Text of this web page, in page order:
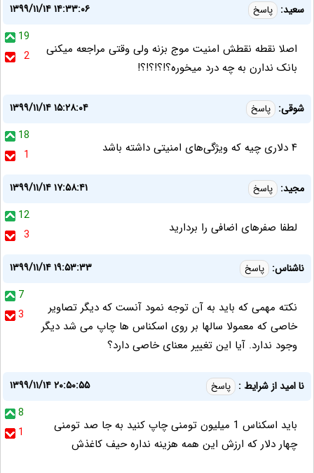
سعید: پاسخ
۱۳۹۹/۱۱/۱۴ ۱۴:۳۳:۰۶
19
2
اصلا نقطه نقطش امنیت موج بزنه ولی وقتی مراجعه میکنی
بانک ندارن به چه درد میخوره؟!؟!؟!؟!
شوقی: پاسخ
۱۳۹۹/۱۱/۱۴ ۱۵:۲۸:۰۴
18
1
۴ دلاری چیه که ویژگی‌های امنیتی داشته باشد
مجید: پاسخ
۱۳۹۹/۱۱/۱۴ ۱۷:۵۸:۴۱
12
3
لطفا صفرهای اضافی را بردارید
ناشناس: پاسخ
۱۳۹۹/۱۱/۱۴ ۱۹:۵۳:۳۳
7
3
نکته مهمی که باید به آن توجه نمود آنست که دیگر تصاویر
خاصی که معمولا سالها بر روی اسکناس ها چاپ می شد دیگر
وجود ندارد. آیا این تغییر معنای خاصی دارد؟
نا امید از شرایط : پاسخ
۱۳۹۹/۱۱/۱۴ ۲۰:۵۰:۵۵
8
1
باید اسکناس 1 میلیون تومنی چاپ کنید به جا صد تومنی
چهار دلار که ارزش این همه هزینه نداره حیف کاغذش